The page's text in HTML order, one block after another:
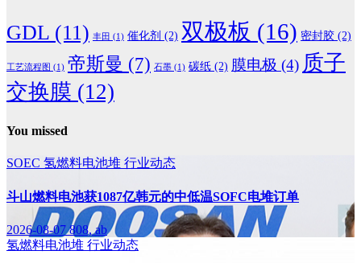
GDL (11) 丰田 (1) 催化剂 (2) 双极板 (16) 密封胶 (2)
工艺流程图 (1) 帝斯曼 (7) 石墨 (1) 碳纸 (2) 膜电极 (4) 质子
交换膜 (12)
You missed
SOEC 氢燃料电池堆 行业动态
斗山燃料电池获1087亿韩元的中低温SOFC电堆订单
2026-08-07808, ab
氢燃料电池堆 行业动态